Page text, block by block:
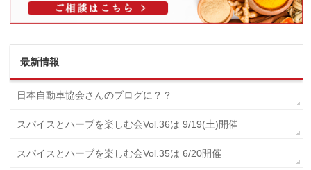
最新情報
日本自動車協会さんのブログに？？
スパイスとハーブを楽しむ会Vol.36は 9/19(土)開催
スパイスとハーブを楽しむ会Vol.35は 6/20開催